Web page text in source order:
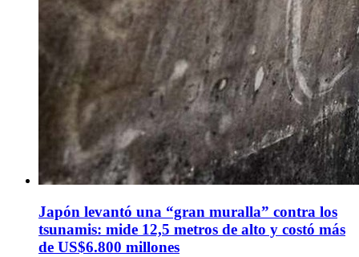
Japón levantó una “gran muralla” contra los
tsunamis: mide 12,5 metros de alto y costó más
de US$6.800 millones